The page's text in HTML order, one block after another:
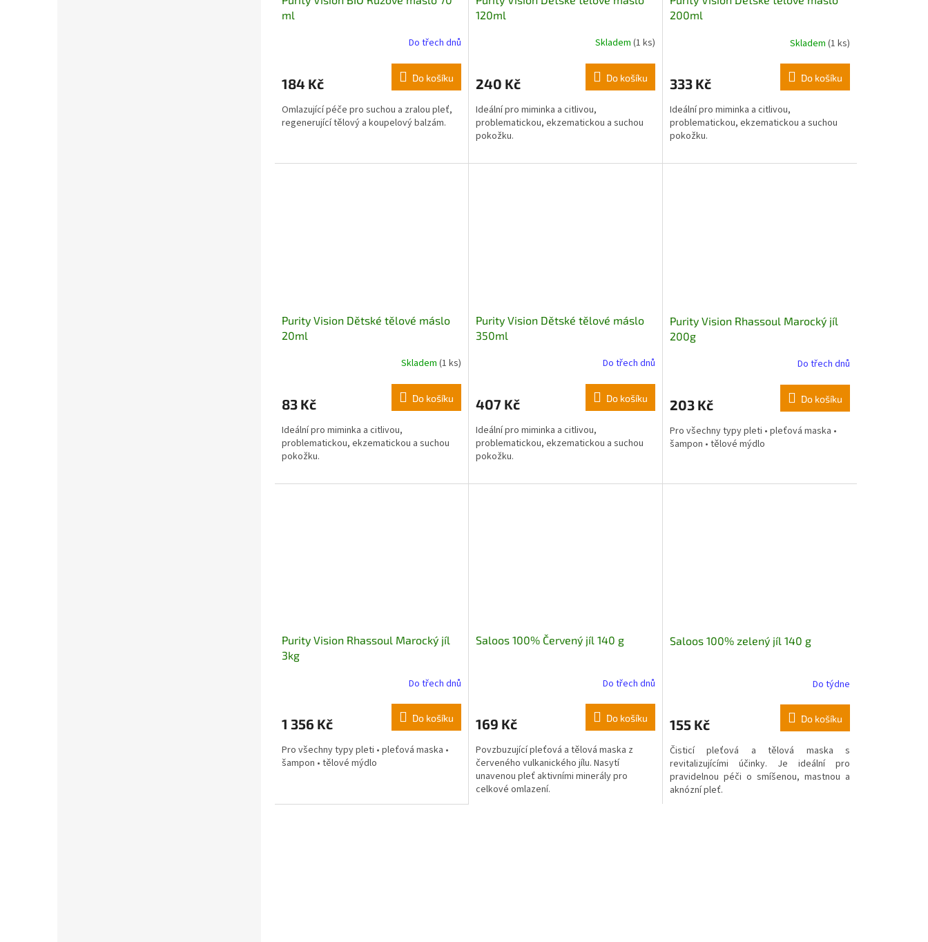
ml
Do třech dnů
184 Kč Do košíku
Omlazující péče pro suchou a zralou pleť,
regenerující tělový a koupelový balzám.
120ml
Skladem (1 ks)
240 Kč Do košíku
Ideální pro miminka a citlivou,
problematickou, ekzematickou a suchou
pokožku.
200ml
Skladem (1 ks)
333 Kč Do košíku
Ideální pro miminka a citlivou,
problematickou, ekzematickou a suchou
pokožku.
Purity Vision Dětské tělové máslo
20ml
Skladem (1 ks)
83 Kč Do košíku
Ideální pro miminka a citlivou,
problematickou, ekzematickou a suchou
pokožku.
Purity Vision Dětské tělové máslo
350ml
Do třech dnů
407 Kč Do košíku
Ideální pro miminka a citlivou,
problematickou, ekzematickou a suchou
pokožku.
Purity Vision Rhassoul Marocký jíl
200g
Do třech dnů
203 Kč Do košíku
Pro všechny typy pleti • pleťová maska •
šampon • tělové mýdlo
Purity Vision Rhassoul Marocký jíl
3kg
Do třech dnů
1 356 Kč Do košíku
Pro všechny typy pleti • pleťová maska •
šampon • tělové mýdlo
Saloos 100% Červený jíl 140 g
Do třech dnů
169 Kč Do košíku
Povzbuzující pleťová a tělová maska z
červeného vulkanického jílu. Nasytí
unavenou pleť aktivními minerály pro
celkové omlazení.
Saloos 100% zelený jíl 140 g
Do týdne
155 Kč Do košíku
Čisticí pleťová a tělová maska s
revitalizujícími účinky. Je ideální pro
pravidelnou péči o smíšenou, mastnou a
aknózní pleť.